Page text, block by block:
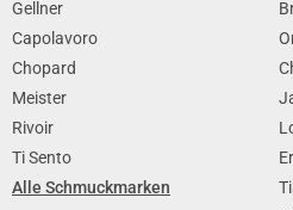
Gellner
Capolavoro
Chopard
Meister
Rivoir
Ti Sento
Alle Schmuckmarken